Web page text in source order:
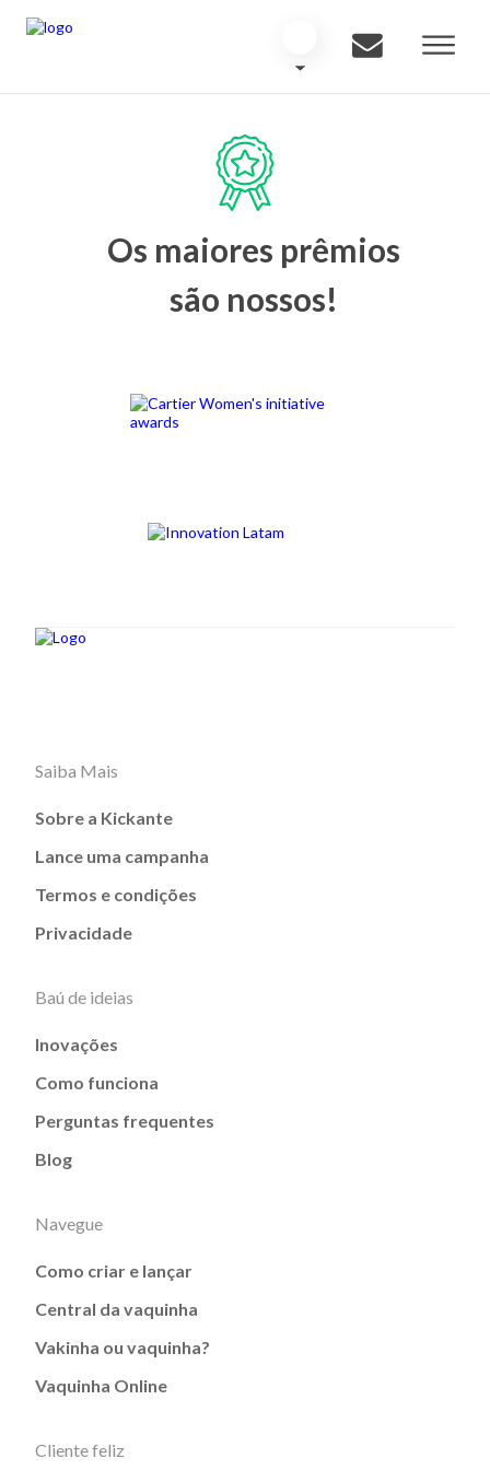
Os maiores prêmios
são nossos!
Saiba Mais
Sobre a Kickante
Lance uma campanha
Termos e condições
Privacidade
Baú de ideias
Inovações
Como funciona
Perguntas frequentes
Blog
Navegue
Como criar e lançar
Central da vaquinha
Vakinha ou vaquinha?
Vaquinha Online
Cliente feliz